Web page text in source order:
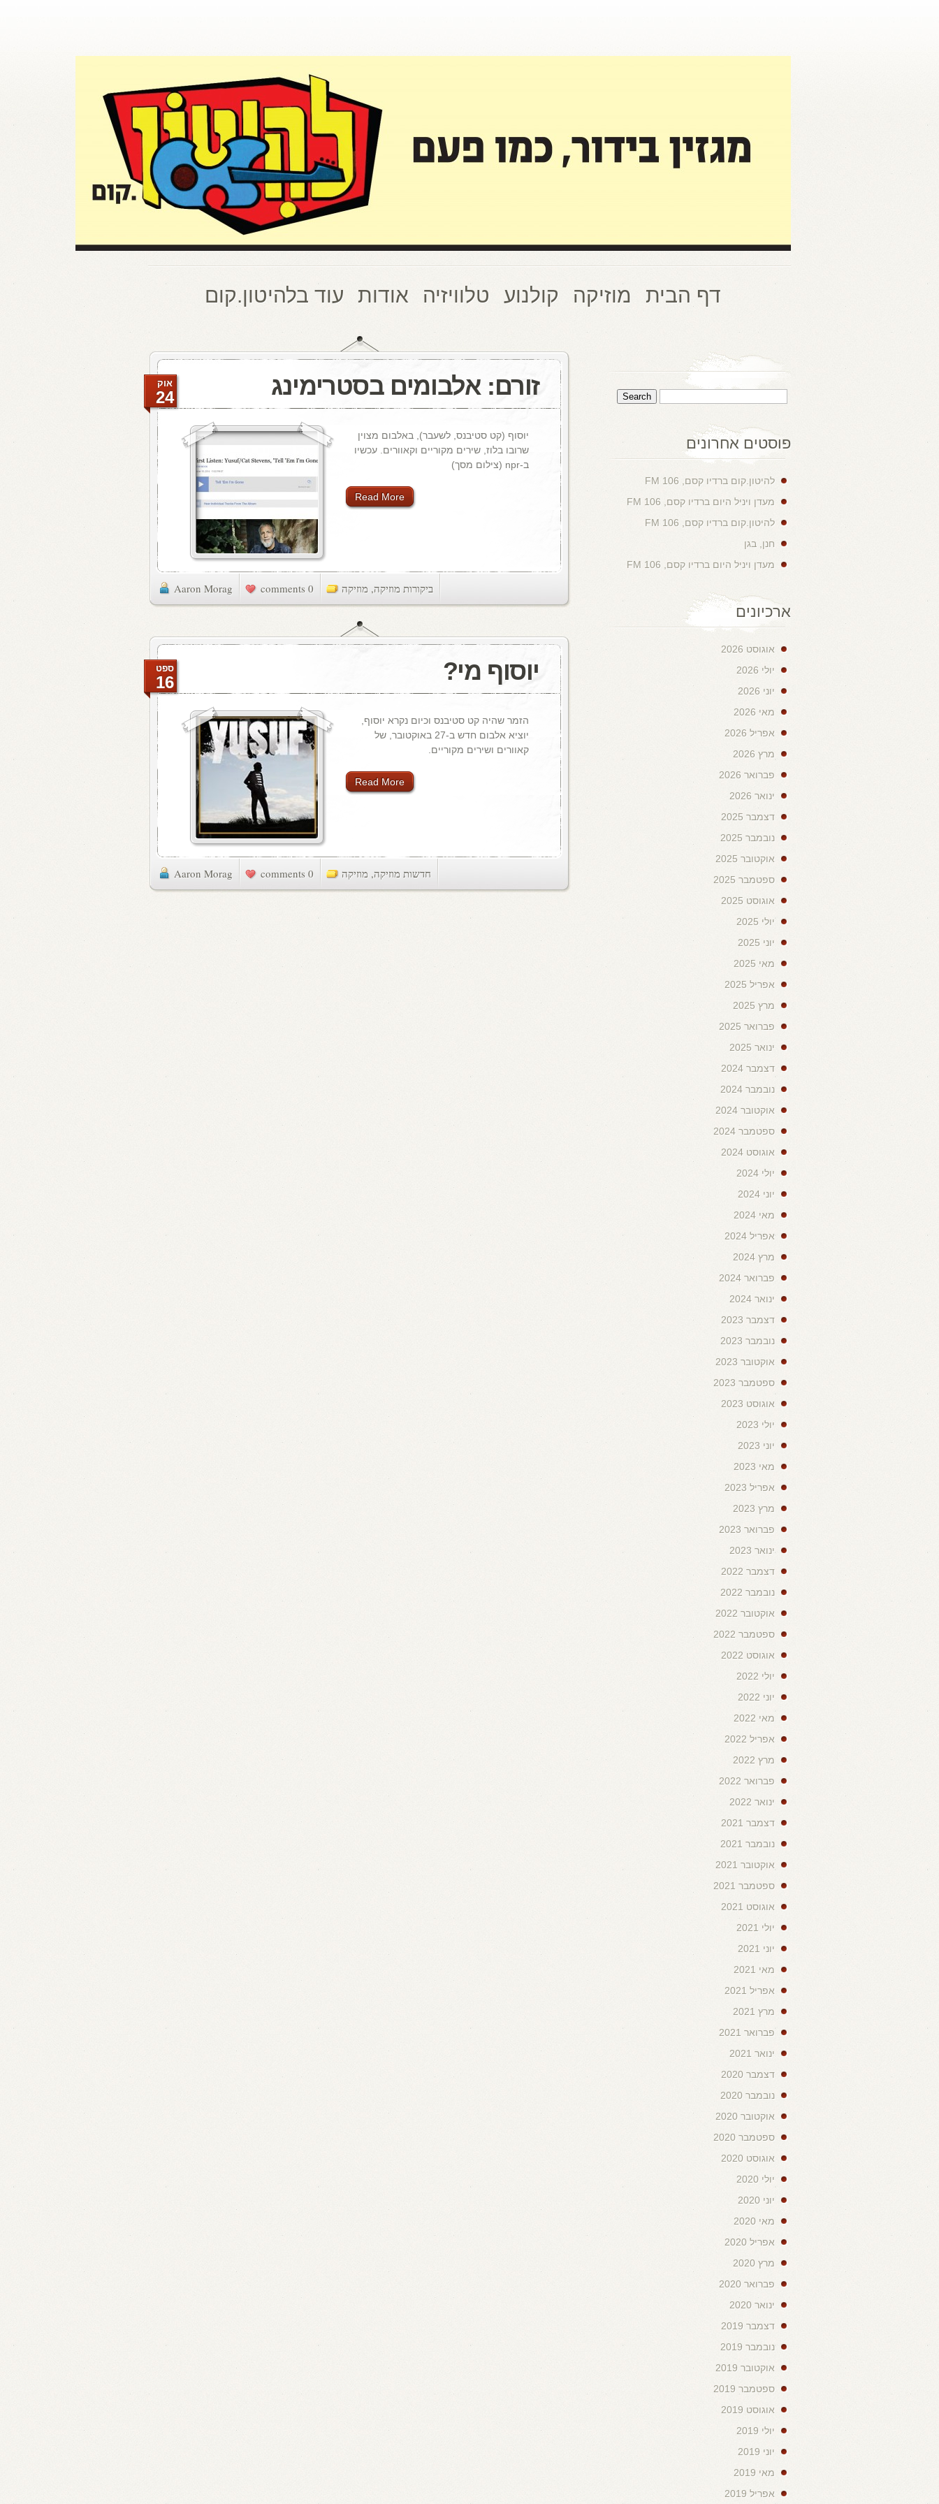
דף הבית מוזיקה קולנוע טלוויזיה אודות עוד בלהיטון.קום
זורם: אלבומים בסטרימינג אוק
24
יוסוף (קט סטיבנס, לשעבר), באלבום מצוין
שרובו בלוז, שירים מקוריים וקאוורים. עכשיו
ב-npr (צילום מסך)
Read More
Aaron Morag 0 comments ביקורות מוזיקה, מוזיקה
יוסוף מי? ספט
16
הזמר שהיה קט סטיבנס וכיום נקרא יוסוף,
יוציא אלבום חדש ב-27 באוקטובר, של
קאוורים ושירים מקוריים.
Read More
Aaron Morag 0 comments חדשות מוזיקה, מוזיקה
פוסטים אחרונים
להיטון.קום ברדיו קסם, 106 FM
מעדן ויניל היום ברדיו קסם, 106 FM
להיטון.קום ברדיו קסם, 106 FM
חנן, בגן
מעדן ויניל היום ברדיו קסם, 106 FM
ארכיונים
אוגוסט 2026
יולי 2026
יוני 2026
מאי 2026
אפריל 2026
מרץ 2026
פברואר 2026
ינואר 2026
דצמבר 2025
נובמבר 2025
אוקטובר 2025
ספטמבר 2025
אוגוסט 2025
יולי 2025
יוני 2025
מאי 2025
אפריל 2025
מרץ 2025
פברואר 2025
ינואר 2025
דצמבר 2024
נובמבר 2024
אוקטובר 2024
ספטמבר 2024
אוגוסט 2024
יולי 2024
יוני 2024
מאי 2024
אפריל 2024
מרץ 2024
פברואר 2024
ינואר 2024
דצמבר 2023
נובמבר 2023
אוקטובר 2023
ספטמבר 2023
אוגוסט 2023
יולי 2023
יוני 2023
מאי 2023
אפריל 2023
מרץ 2023
פברואר 2023
ינואר 2023
דצמבר 2022
נובמבר 2022
אוקטובר 2022
ספטמבר 2022
אוגוסט 2022
יולי 2022
יוני 2022
מאי 2022
אפריל 2022
מרץ 2022
פברואר 2022
ינואר 2022
דצמבר 2021
נובמבר 2021
אוקטובר 2021
ספטמבר 2021
אוגוסט 2021
יולי 2021
יוני 2021
מאי 2021
אפריל 2021
מרץ 2021
פברואר 2021
ינואר 2021
דצמבר 2020
נובמבר 2020
אוקטובר 2020
ספטמבר 2020
אוגוסט 2020
יולי 2020
יוני 2020
מאי 2020
אפריל 2020
מרץ 2020
פברואר 2020
ינואר 2020
דצמבר 2019
נובמבר 2019
אוקטובר 2019
ספטמבר 2019
אוגוסט 2019
יולי 2019
יוני 2019
מאי 2019
אפריל 2019